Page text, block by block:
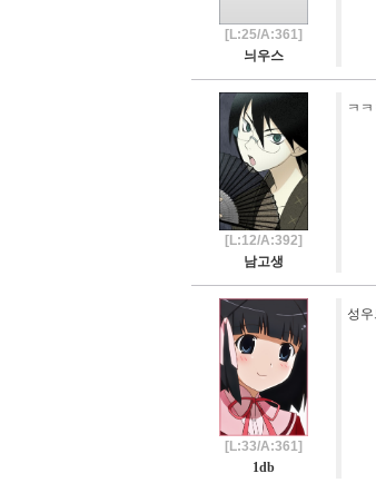
[L:25/A:361]
늬우스
[L:12/A:392]
남고생
ㅋ
[L:33/A:361]
1db
성우